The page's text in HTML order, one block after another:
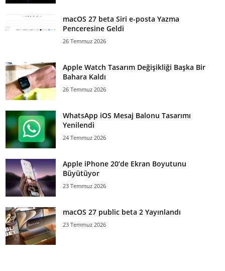
macOS 27 beta Siri e-posta Yazma
Penceresine Geldi
26 Temmuz 2026
Apple Watch Tasarım Değişikliği Başka Bir
Bahara Kaldı
26 Temmuz 2026
WhatsApp iOS Mesaj Balonu Tasarımı
Yenilendi
24 Temmuz 2026
Apple iPhone 20’de Ekran Boyutunu
Büyütüyor
23 Temmuz 2026
macOS 27 public beta 2 Yayınlandı
23 Temmuz 2026